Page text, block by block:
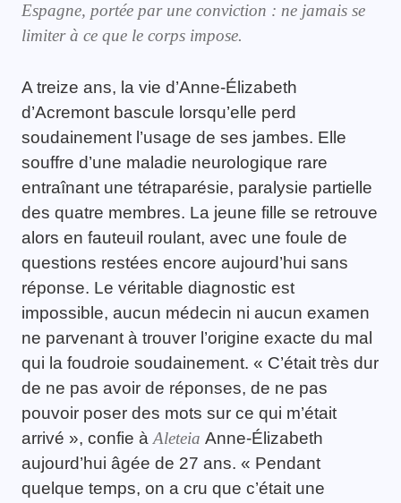
Espagne, portée par une conviction : ne jamais se
limiter à ce que le corps impose.
A treize ans, la vie d’Anne-Élizabeth
d’Acremont bascule lorsqu’elle perd
soudainement l’usage de ses jambes. Elle
souffre d’une maladie neurologique rare
entraînant une tétraparésie, paralysie partielle
des quatre membres. La jeune fille se retrouve
alors en fauteuil roulant, avec une foule de
questions restées encore aujourd’hui sans
réponse. Le véritable diagnostic est
impossible, aucun médecin ni aucun examen
ne parvenant à trouver l’origine exacte du mal
qui la foudroie soudainement. « C’était très dur
de ne pas avoir de réponses, de ne pas
pouvoir poser des mots sur ce qui m’était
arrivé », confie à Aleteia Anne-Élizabeth
aujourd’hui âgée de 27 ans. « Pendant
quelque temps, on a cru que c’était une